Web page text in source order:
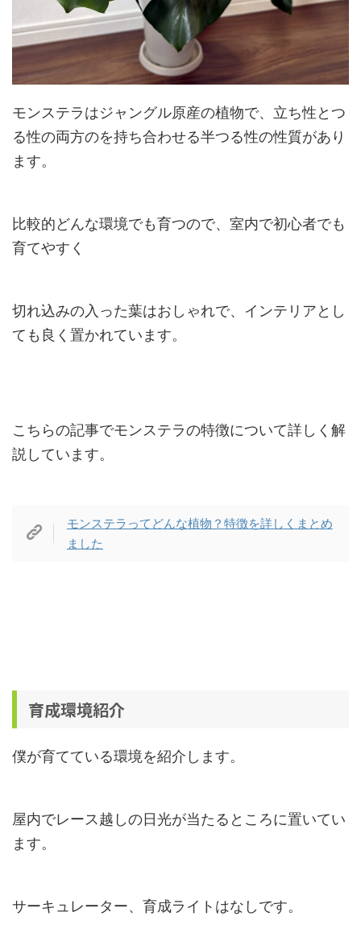
モンステラはジャングル原産の植物で、立ち性とつ
る性の両方のを持ち合わせる半つる性の性質があり
ます。
比較的どんな環境でも育つので、室内で初心者でも
育てやすく
切れ込みの入った葉はおしゃれで、インテリアとし
ても良く置かれています。
こちらの記事でモンステラの特徴について詳しく解
説しています。
モンステラってどんな植物？特徴を詳しくまとめ
ました
育成環境紹介
僕が育てている環境を紹介します。
屋内でレース越しの日光が当たるところに置いてい
ます。
サーキュレーター、育成ライトはなしです。